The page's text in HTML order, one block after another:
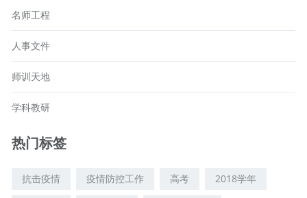
名师工程
人事文件
师训天地
学科教研
热门标签
抗击疫情 疫情防控工作 高考 2018学年